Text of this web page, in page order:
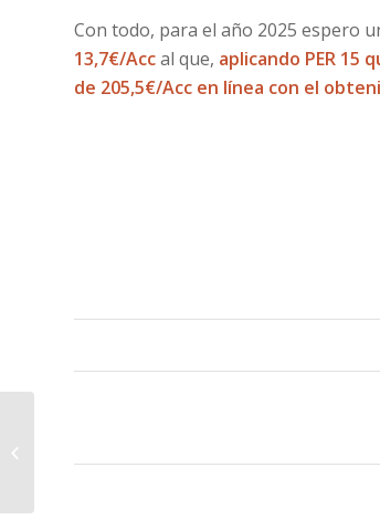
Con todo, para el año 2025 espero
13,7€/Accal que, aplicando PER
de 205,5€/Acc en línea con el
previsiones para 2025